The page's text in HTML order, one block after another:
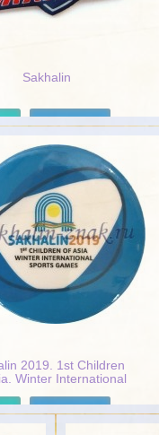
Sakhalin
2019. 1st Children
Winter International